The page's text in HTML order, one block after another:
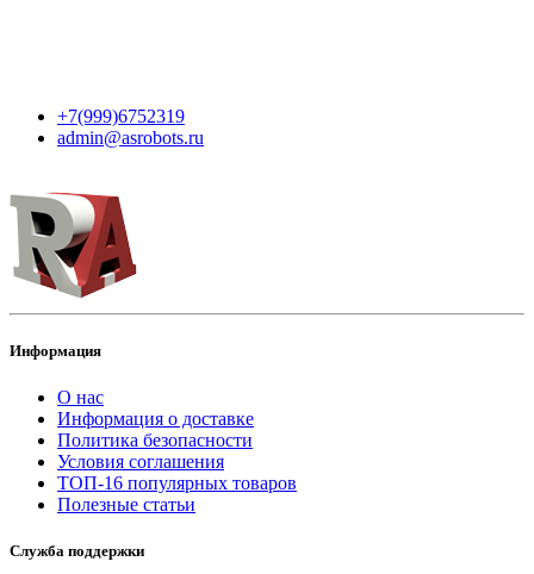
+7(999)6752319
admin@asrobots.ru
Информация
О нас
Информация о доставке
Политика безопасности
Условия соглашения
ТОП-16 популярных товаров
Полезные статьи
Служба поддержки